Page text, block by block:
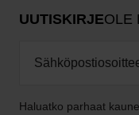
UUTISKIRJEOLE
Haluatko parhaat